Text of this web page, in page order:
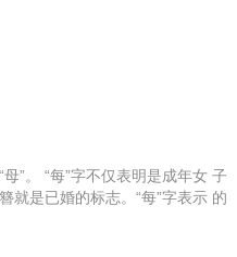
”。 “每”字不仅表明是成年女 子
就是已婚的标志。“每”字表示 的